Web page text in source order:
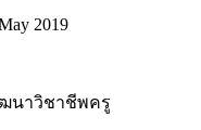
2019
นาวิชาชีพครู